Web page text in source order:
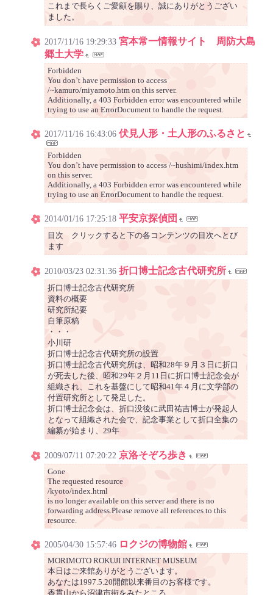
これまで長らくご愛顧を賜り、誠にありがとうござい
ました。
2017/11/16 19:29:33 宮本常一情報サイト 周防大島
郷土大学
Forbidden
You don’t have permission to access
/~kamuro/miyamoto.htm on this server.
Additionally, a 403 Forbidden error was encountered while
trying to use an ErrorDocument to handle the request.
2017/11/16 16:43:06 伏見人形・土人形のふるさと
Forbidden
You don’t have permission to access /~hushimi/index.htm
on this server.
Additionally, a 403 Forbidden error was encountered while
trying to use an ErrorDocument to handle the request.
2014/01/16 17:25:18 平安京探偵団
目次 クリックすると下の各コンテンツの目次へとび
ます
2010/03/23 02:31:36 折口博士記念古代研究所
折口博士記念古代研究所
資料の概要
研究所紀要
自筆原稿
・・・
小川研
折口博士記念古代研究所の設置
折口博士記念古代研究所は、昭和28年９月３日に折口
が死去した後、昭和29年２月11日に折口博士記念会が
組織され、これを基盤にして昭和41年４月に文学部の
付置研究所として発足した。
折口博士記念会は、折口没後に武田祐吉博士が発起人
となって組織された会で、記念事業として折口全集の
編纂が始まり、29年
2009/07/11 07:20:22 京洛そぞろ歩き
Gone
The requested resource
/kyoto/index.html
is no longer available on this server and there is no
forwarding address.Please remove all references to this
resource.
2005/04/30 15:57:46 ロクジの博物館
MORIMOTO ROKUJI INTERNET MUSEUM
本日はご来館ありがとうございます。
あなたは1997.5.20開館以来番目のお客様です。
香貫山から沼津市街をみたところ